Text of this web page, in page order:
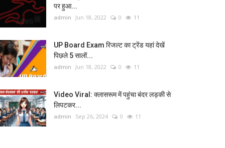
पर हुआ...
admin Jun 18, 2022 0 11
UP Board Exam रिजल्ट का ट्रेंड यहां देखें
पिछले 5 सालों...
admin Jun 18, 2022 0 11
Video Viral: क्‍लासरूम में पहुंचा बंदर लड़की से
लिपटकर...
admin Sep 26, 2024 0 11